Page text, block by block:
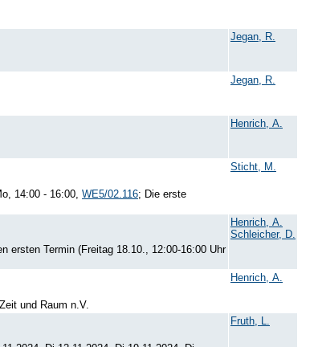
Jegan, R.
Jegan, R.
Henrich, A.
14:00 - 16:00, WE5/02.116; Die erste
Sticht, M.
ersten Termin (Freitag 18.10., 12:00-16:00 Uhr
Henrich, A.
Schleicher, D.
und Raum n.V.
Henrich, A.
Fruth, L.